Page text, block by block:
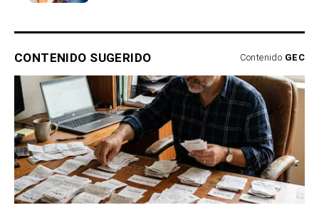
CONTENIDO SUGERIDO Contenido GEC